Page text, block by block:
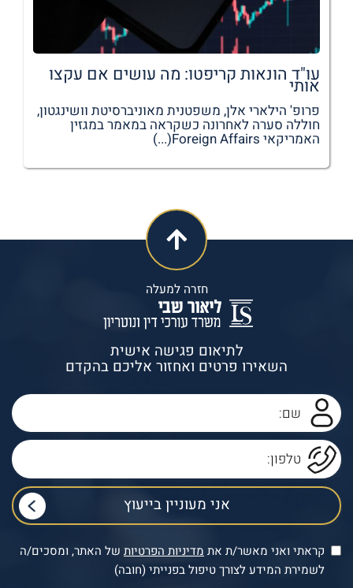
עו"ד הונאות קריפטו: מה עושים אם עקצו
אותי
פרופ' הילארי אלן, משפטנית מאוניברסיטת וושינגטון,
חוללה סערה לאחרונה כשקראה במאמר במגזין
האמריקאי Foreign Affairs(...)
חזרה למעלה
לתיאום פגישה אישית
השאירו פרטים ואחזור אליכם בהקדם
קראתי ואני מאשר/ת את מדיניות הפרטיות של האתר, ומסכים/ה
לשמירת המידע לצורך טיפול בפנייתי (חובה)